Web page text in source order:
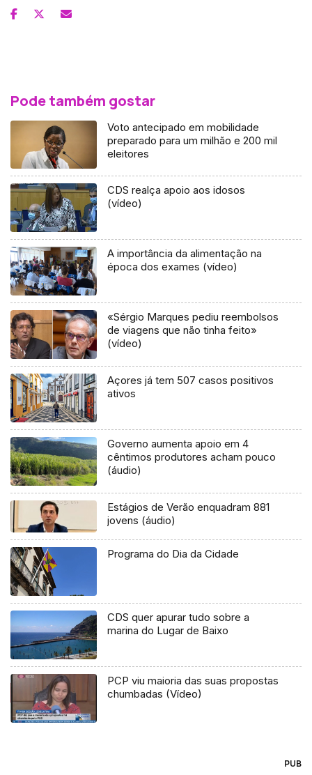
Pode também gostar
Voto antecipado em mobilidade
preparado para um milhão e 200 mil
eleitores
CDS realça apoio aos idosos
(vídeo)
A importância da alimentação na
época dos exames (vídeo)
«Sérgio Marques pediu reembolsos
de viagens que não tinha feito»
(vídeo)
Açores já tem 507 casos positivos
ativos
Governo aumenta apoio em 4
cêntimos produtores acham pouco
(áudio)
Estágios de Verão enquadram 881
jovens (áudio)
Programa do Dia da Cidade
CDS quer apurar tudo sobre a
marina do Lugar de Baixo
PCP viu maioria das suas propostas
chumbadas (Vídeo)
PUB